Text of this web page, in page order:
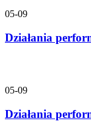
05-09
Działania
05-09
Działania